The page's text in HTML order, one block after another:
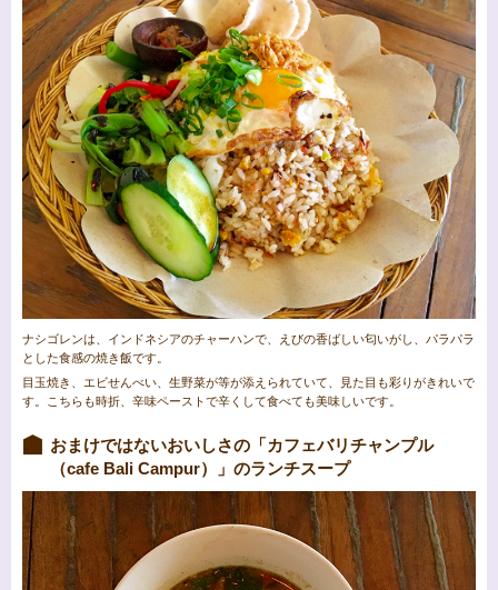
ナシゴレンは、インドネシアのチャーハンで、えびの香ばしい匂いがし、パラパラ
とした食感の焼き飯です。
目玉焼き、エビせんべい、生野菜が等が添えられていて、見た目も彩りがきれいで
す。こちらも時折、辛味ペーストで辛くして食べても美味しいです。
おまけではないおいしさの「カフェバリチャンプル
（cafe Bali Campur）」のランチスープ